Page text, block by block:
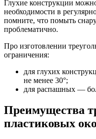
Глухие конструкции
необходимости в
помните, что помыть
проблематично.
Про изготовлении
ограничения:
для глухих
не менее 30°;
для распашных —
Преимущества
пластиковых